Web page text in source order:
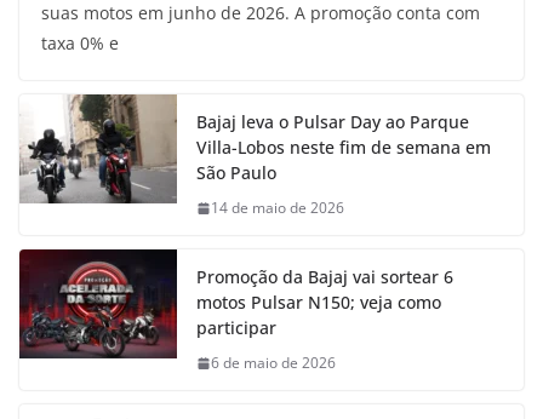
suas motos em junho de 2026. A promoção conta com
taxa 0% e
Bajaj leva o Pulsar Day ao Parque
Villa-Lobos neste fim de semana em
São Paulo
14 de maio de 2026
Promoção da Bajaj vai sortear 6
motos Pulsar N150; veja como
participar
6 de maio de 2026